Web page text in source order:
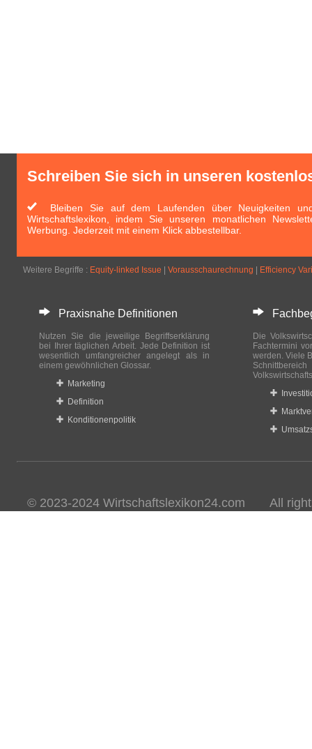
Schreiben Sie sich in unseren
Bleiben Sie auf dem Laufenden über Neuigkeiten
Wirtschaftslexikon, indem Sie unseren monatlichen
Werbung. Jederzeit mit einem Klick abbestellbar.
Weitere Begriffe : Equity-linked Issue Vorausschaurechnung Efficiency
Praxisnahe Definitionen
Nutzen Sie die jeweilige Begriffserklärung
bei Ihrer täglichen Arbeit. Jede Definition ist
wesentlich umfangreicher angelegt als in
einem gewöhnlichen Glossar.
Marketing
Definition
Konditionenpolitik
Die
Fachtermini
werden. Viele
© 2023-2024 Wirtschaftslexikon24.com All